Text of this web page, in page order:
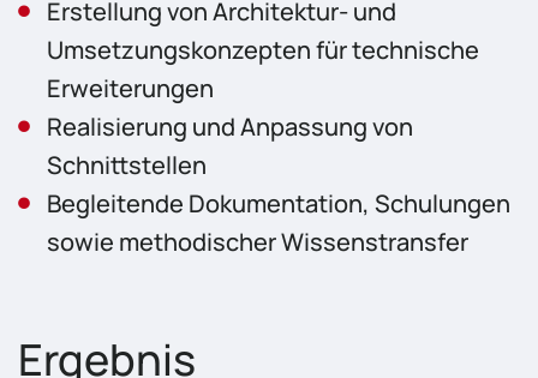
Erstellung von Architektur- und
Umsetzungskonzepten für technische
Erweiterungen
Realisierung und Anpassung von
Schnittstellen
Begleitende Dokumentation, Schulungen
sowie methodischer Wissenstransfer
Ergebnis